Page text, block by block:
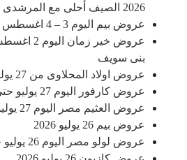
2026 الصيف أحلى مع المرشدى
عروض بيم اليوم 3 – 4 اغسطس 2026
بنى سويف
عروض اولاد المحلاوى من 27 يوليو حتى 5 اغسطس 2026
عروض كارفور اليوم 27 يوليو حتى 29 يوليو 2026 الفريش
عروض العثيم مصر اليوم 27 يوليو 2026
عروض بيم 26 يوليو 2026
عروض لولو مصر اليوم 26 يوليو حتى 5 اغسطس 2026